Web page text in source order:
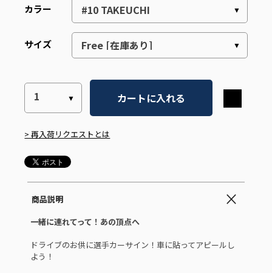
カラー
サイズ
カートに入れる
> 再入荷リクエストとは
商品説明
一緒に連れてって！あの頂点へ
ドライブのお供に選手カーサイン！車に貼ってアピールし
よう！